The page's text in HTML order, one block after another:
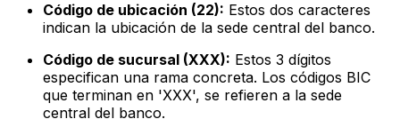
Código de ubicación (22): Estos dos caracteres
indican la ubicación de la sede central del banco.
Código de sucursal (XXX): Estos 3 dígitos
especifican una rama concreta. Los códigos BIC
que terminan en 'XXX', se refieren a la sede
central del banco.